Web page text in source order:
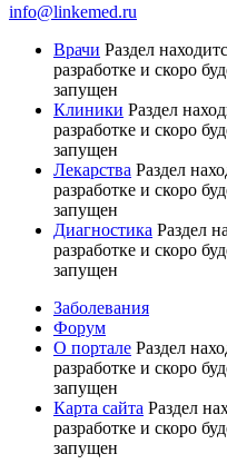
info@linkemed.ru
Врачи Раздел
разработке и скоро
запущен
Клиники Раздел
разработке и скоро
запущен
Лекарства Раздел
разработке и скоро
запущен
Диагностика Раздел
разработке и скоро
запущен
Заболевания
Форум
О портале Раздел
разработке и скоро
запущен
Карта сайта Раздел
разработке и скоро
запущен